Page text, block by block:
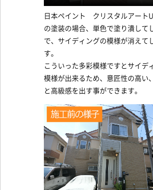
日本ペイント クリスタルアート
の塗装の場合、単色で塗り潰して
で、サイディングの模様が消えて
す。
こういった多彩模様ですとサイデ
模様が出来るため、意匠性の高い
と高級感を出す事ができます。